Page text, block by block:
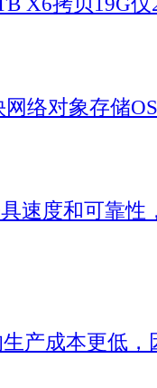
络对象存储
速度和可靠性
产成本更低